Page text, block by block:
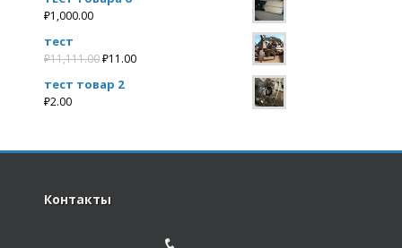
₽1,000.00
тест
₽11,111.00₽11.00
тест товар 2
₽2.00
Контакты